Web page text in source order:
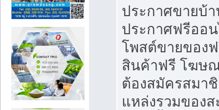
ประกาศขายบ้
ประกาศฟรีออ
โพสต์ขายของ
สินค้าฟรี โฆษ
ต้องสมัครสมา
แหล่งรวมของ